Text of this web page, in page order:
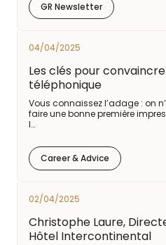
GR Newsletter
04/04/2025
Les clés pour
téléphonique
Vous connaissez l’adage : on
faire une bonne première
l…
Career & Advice
02/04/2025
Christophe Laure,
Hôtel Intercontinental